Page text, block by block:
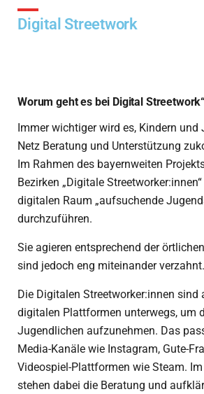
Digital Streetwork
Worum geht es bei Digital
Immer wichtiger wird es, Kindern und
Netz Beratung und Unterstützung
Im Rahmen des bayernweiten
Bezirken „Digitale
digitalen Raum „aufsuchende
durchzuführen.
Sie agieren entsprechend der
sind jedoch eng miteinander verzahnt.
Die Digitalen Streetworker:innen sind
digitalen Plattformen unterwegs, um
Jugendlichen aufzunehmen. Das
Media-Kanäle wie Instagram, Gute-
Videospiel-Plattformen wie Steam.
stehen dabei die Beratung und